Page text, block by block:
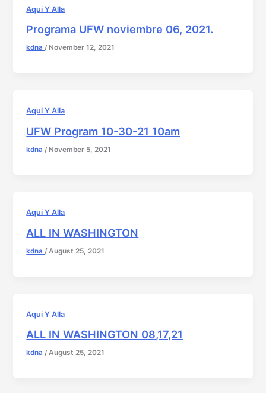
Aqui Y Alla
Programa UFW noviembre 06, 2021.
kdna/ November 12, 2021
Aqui Y Alla
UFW Program 10-30-21 10am
kdna / November 5, 2021
Aqui Y Alla
ALL IN WASHINGTON
kdna/August 25, 2021
Aqui Y Alla
ALL IN WASHINGTON 08,17,21
kdna/August 25, 2021